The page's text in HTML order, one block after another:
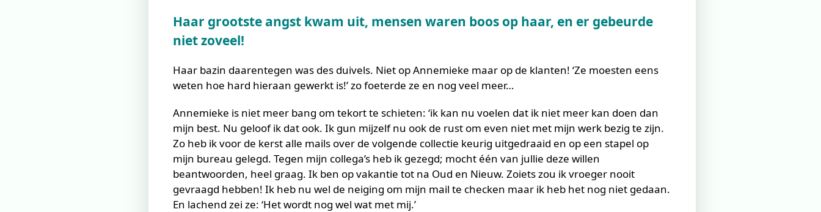
Haar grootste angst kwam uit, mensen waren boos op haar, en er gebeurde
niet zoveel!
Haar bazin daarentegen was des duivels. Niet op Annemieke maar op de klanten! ‘Ze moesten eens
weten hoe hard hieraan gewerkt is!’ zo foeterde ze en nog veel meer…
Annemieke is niet meer bang om tekort te schieten: ‘ik kan nu voelen dat ik niet meer kan doen dan
mijn best. Nu geloof ik dat ook. Ik gun mijzelf nu ook de rust om even niet met mijn werk bezig te zijn.
Zo heb ik voor de kerst alle mails over de volgende collectie keurig uitgedraaid en op een stapel op
mijn bureau gelegd. Tegen mijn collega’s heb ik gezegd; mocht één van jullie deze willen
beantwoorden, heel graag. Ik ben op vakantie tot na Oud en Nieuw. Zoiets zou ik vroeger nooit
gevraagd hebben! Ik heb nu wel de neiging om mijn mail te checken maar ik heb het nog niet gedaan.
En lachend zei ze: ‘Het wordt nog wel wat met mij.’